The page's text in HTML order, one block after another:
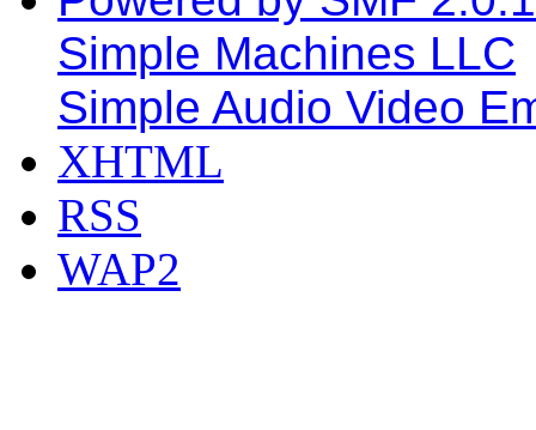
Simple Machines LLC
Simple Audio Video
XHTML
RSS
WAP2